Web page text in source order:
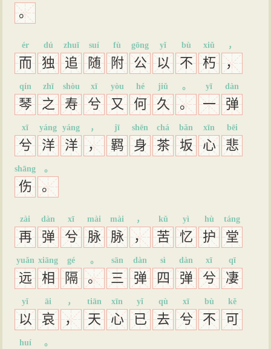
。
而
ér
独
dú
追
zhuī
随
suí
附
fù
公
gōng
以
yǐ
不
bù
朽
xiǔ
，
，
琴
qín
之
zhī
寿
shòu
兮
xī
又
yòu
何
hé
久
jiǔ
。
。
一
yī
弹
dàn
兮
xī
洋
yáng
洋
yáng
，
，
羁
jī
身
shēn
茶
chá
坂
bǎn
心
xīn
悲
bēi
伤
shāng
。
。
再
zài
弹
dàn
兮
xī
脉
mài
脉
mài
，
，
苦
kǔ
忆
yì
护
hù
堂
táng
远
yuǎn
相
xiāng
隔
gé
。
。
三
sān
弹
dàn
四
sì
弹
dàn
兮
xī
凄
qī
以
yǐ
哀
āi
，
，
天
tiān
心
xīn
已
yǐ
去
qù
兮
xī
不
bù
可
kě
huí 。